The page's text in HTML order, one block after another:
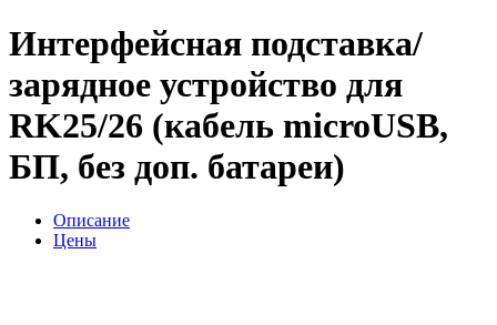
Интерфейсная подставка/
зарядное устройство для
RK25/26 (кабель microUSB,
БП, без доп. батареи)
Описание
Цены